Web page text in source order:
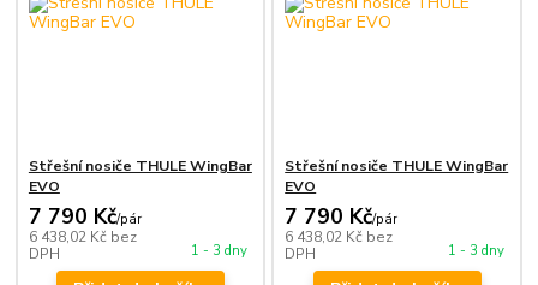
Střešní nosiče THULE WingBar
EVO
7 790 Kč/pár
6 438,02 Kč bez
DPH
1 - 3 dny
Střešní nosiče THULE WingBar
EVO
7 790 Kč/pár
6 438,02 Kč bez
DPH
1 - 3 dny